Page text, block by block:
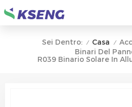
Sei Dentro: / Casa /
Binari Del